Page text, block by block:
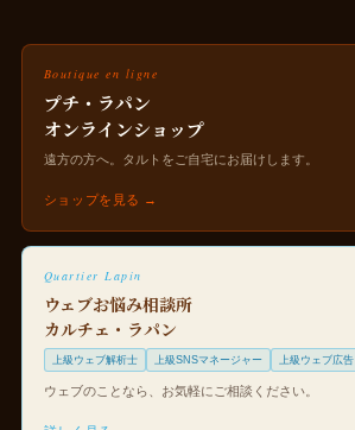
Boutique en ligne
プチ・ラパン
オンラインショップ
遠方の方へ。タルトをご自宅にお届けします。
ショップを見る →
Quartier Lapin
ウェブお悩み相談所
カルチェ・ラパン
上級ウェブ解析士 上級SNSマネージャー 上級ウェブ広告
ウェブのことなら、お気軽にご相談ください。